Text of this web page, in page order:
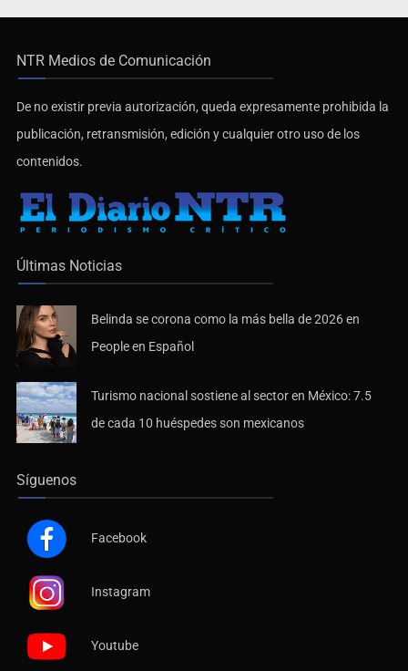
NTR Medios de Comunicación
De no existir previa autorización, queda expresamente prohibida la
publicación, retransmisión, edición y cualquier otro uso de los
contenidos.
Últimas Noticias
Belinda se corona como la más bella de 2026 en
People en Español
Turismo nacional sostiene al sector en México: 7.5
de cada 10 huéspedes son mexicanos
Síguenos
Facebook
Instagram
Youtube